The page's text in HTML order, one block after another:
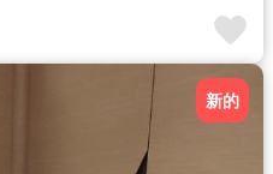
新的